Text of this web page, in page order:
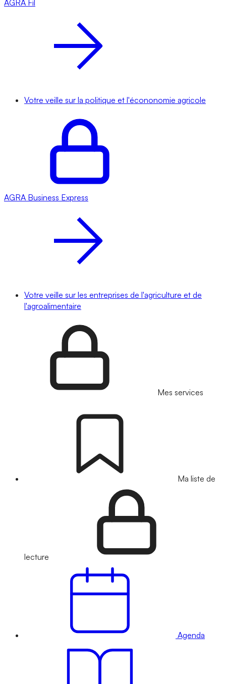
AGRA Fil
Votre veille sur la politique et l'écononomie agricole
AGRA Business Express
Votre veille sur les entreprises de l'agriculture et de
l'agroalimentaire
Mes services
Ma liste de
lecture
Agenda